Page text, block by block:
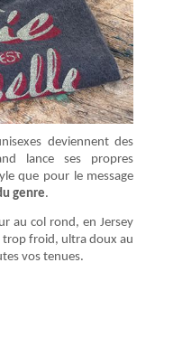
deviennent des
lance ses propres
que pour le message
genre.
au col rond, en Jersey
trop froid, ultra doux au
vos tenues.